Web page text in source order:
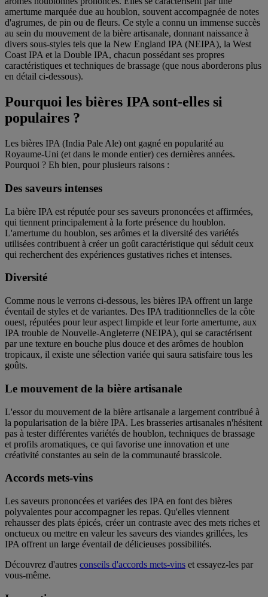
amertume marquée due au houblon, souvent accompagnée de notes
d'agrumes, de pin ou de fleurs. Ce style a connu un immense succès
au sein du mouvement de la bière artisanale, donnant naissance à
divers sous-styles tels que la New England IPA (NEIPA), la West
Coast IPA et la Double IPA, chacun possédant ses propres
caractéristiques et techniques de brassage (que nous aborderons plus
en détail ci-dessous).
Pourquoi les bières IPA sont-elles si
populaires ?
Les bières IPA (India Pale Ale) ont gagné en popularité au
Royaume-Uni (et dans le monde entier) ces dernières années.
Pourquoi ? Eh bien, pour plusieurs raisons :
Des saveurs intenses
La bière IPA est réputée pour ses saveurs prononcées et affirmées,
qui tiennent principalement à la forte présence du houblon.
L'amertume du houblon, ses arômes et la diversité des variétés
utilisées contribuent à créer un goût caractéristique qui séduit ceux
qui recherchent des expériences gustatives riches et intenses.
Diversité
Comme nous le verrons ci-dessous, les bières IPA offrent un large
éventail de styles et de variantes. Des IPA traditionnelles de la côte
ouest, réputées pour leur aspect limpide et leur forte amertume, aux
IPA trouble de Nouvelle-Angleterre (NEIPA), qui se caractérisent
par une texture en bouche plus douce et des arômes de houblon
tropicaux, il existe une sélection variée qui saura satisfaire tous les
goûts.
Le mouvement de la bière artisanale
L'essor du mouvement de la bière artisanale a largement contribué à
la popularisation de la bière IPA. Les brasseries artisanales n'hésitent
pas à tester différentes variétés de houblon, techniques de brassage
et profils aromatiques, ce qui favorise une innovation et une
créativité constantes au sein de la communauté brassicole.
Accords mets-vins
Les saveurs prononcées et variées des IPA en font des bières
polyvalentes pour accompagner les repas. Qu'elles viennent
rehausser des plats épicés, créer un contraste avec des mets riches et
onctueux ou mettre en valeur les saveurs des viandes grillées, les
IPA offrent un large éventail de délicieuses possibilités.
Découvrez d'autres conseils d'accords mets-vins et essayez-les par
vous-même.